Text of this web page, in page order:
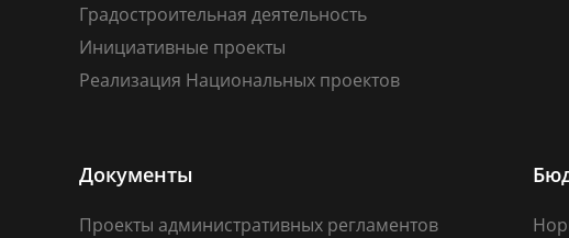
Градостроительная деятельность
Инициативные проекты
Реализация Национальных проектов
Документы
Проекты административных регламентов